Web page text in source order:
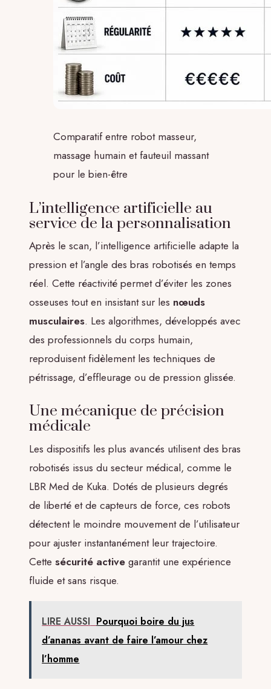
Comparatif entre robot masseur,
massage humain et fauteuil massant
pour le bien-être
L’intelligence artificielle au
service de la personnalisation
Après le scan, l’intelligence artificielle adapte la
pression et l’angle des bras robotisés en temps
réel. Cette réactivité permet d’éviter les zones
osseuses tout en insistant sur les nœuds
musculaires. Les algorithmes, développés avec
des professionnels du corps humain,
reproduisent fidèlement les techniques de
pétrissage, d’effleurage ou de pression glissée.
Une mécanique de précision
médicale
Les dispositifs les plus avancés utilisent des bras
robotisés issus du secteur médical, comme le
LBR Med de Kuka. Dotés de plusieurs degrés
de liberté et de capteurs de force, ces robots
détectent le moindre mouvement de l’utilisateur
pour ajuster instantanément leur trajectoire.
Cette sécurité active garantit une expérience
fluide et sans risque.
LIRE AUSSI Pourquoi boire du jus
d’ananas avant de faire l’amour chez
l’homme